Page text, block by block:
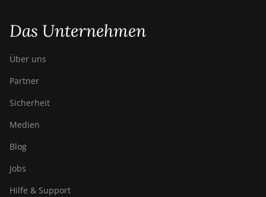
Das Unternehmen
Über uns
Partner
Sicherheit
Medien
Blog
Jobs
Hilfe & Support